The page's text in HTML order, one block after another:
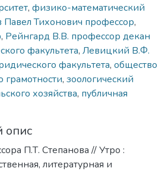
, физико-математический
Павел Тихонович профессор,
, Рейнгард В.В. профессор декан
факультета, Левицкий В.Ф.
факультета, общество
грамотности, зоологический
хозяйства, публичная
опис
П.Т. Степанова // Утро :
литературная и